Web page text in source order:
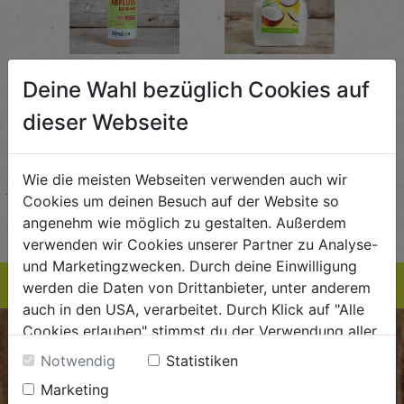
STK
1L
€ 5,99
€ 5,99 / STK
AUF DIE
250g
€ 3,99 / STK
AUF DIE
Kundenservice
Deine Wahl bezüglich Cookies auf
dieser Webseite
Wie die meisten Webseiten verwenden auch wir
Cookies um deinen Besuch auf der Website so
angenehm wie möglich zu gestalten. Außerdem
verwenden wir Cookies unserer Partner zu Analyse-
und Marketingzwecken. Durch deine Einwilligung
werden die Daten von Drittanbieter, unter anderem
auch in den USA, verarbeitet. Durch Klick auf "Alle
Cookies erlauben" stimmst du der Verwendung aller
Cookies zu. Unter "Details anzeigen" findest du alle
Infos zu den unterschiedlichen Cookies, du kannst
auch entscheiden, welche Cookies du erlauben
Notwendig
Statistiken
Marketing